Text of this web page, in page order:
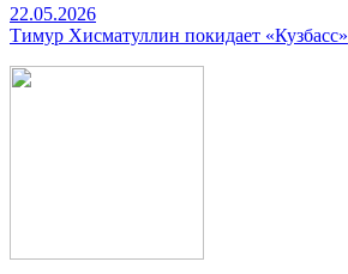
22.05.2026
Тимур Хисматуллин покидает «Кузбасс»